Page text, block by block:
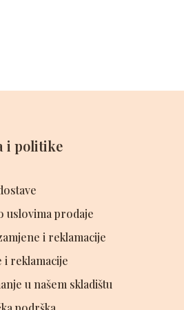
i politike
uslovima prodaje
i reklamacije
i reklamacije
u našem skladištu